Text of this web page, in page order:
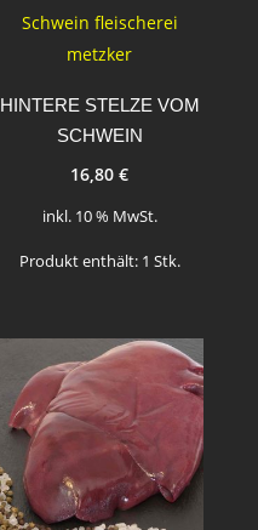
HINTERE STELZE VOM
SCHWEIN
16,80€
inkl. 10 % MwSt.
Produkt enthält: 1 Stk.